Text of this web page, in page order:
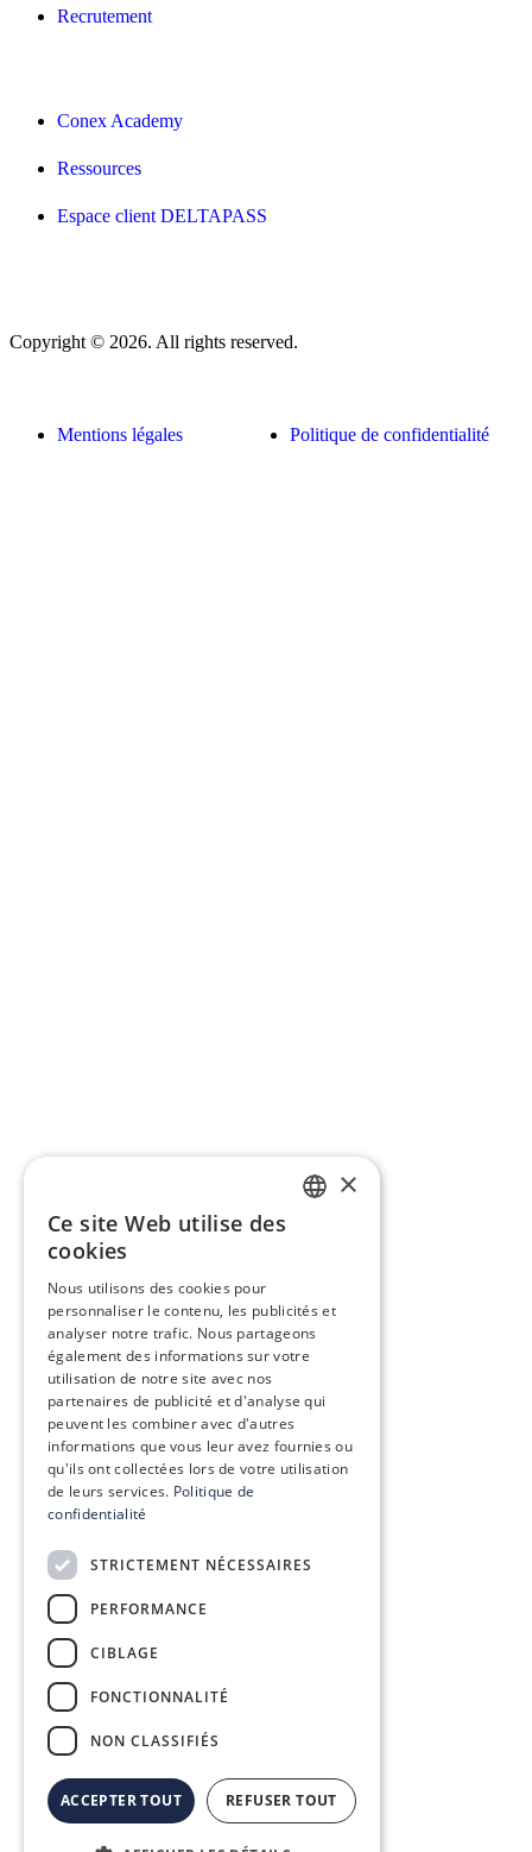
Recrutement
Conex Academy
Ressources
Espace client DELTAPASS
Copyright © 2026. All rights reserved.
Mentions légales Politique de confidentialité
×
Ce site Web utilise des
cookies
Nous utilisons des cookies pour
personnaliser le contenu, les publicités et
analyser notre trafic. Nous partageons
également des informations sur votre
utilisation de notre site avec nos
partenaires de publicité et d'analyse qui
peuvent les combiner avec d'autres
informations que vous leur avez fournies ou
qu'ils ont collectées lors de votre utilisation
de leurs services. Politique de
confidentialité
STRICTEMENT NÉCESSAIRES
PERFORMANCE
CIBLAGE
FONCTIONNALITÉ
NON CLASSIFIÉS
ACCEPTER TOUT REFUSER TOUT